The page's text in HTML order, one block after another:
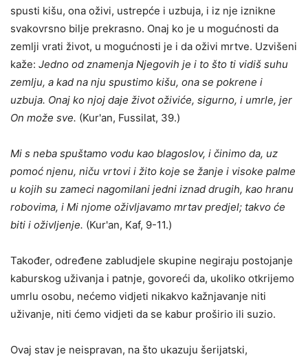
spusti kišu, ona oživi, ustrepće i uzbuja, i iz nje iznikne
svakovrsno bilje prekrasno. Onaj ko je u mogućnosti da
zemlji vrati život, u mogućnosti je i da oživi mrtve. Uzvišeni
kaže: Jedno od znamenja Njegovih je i to što ti vidiš suhu
zemlju, a kad na nju spustimo kišu, ona se pokrene i
uzbuja. Onaj ko njoj daje život oživiće, sigurno, i umrle, jer
On može sve. (Kur'an, Fussilat, 39.)
Mi s neba spuštamo vodu kao blagoslov, i činimo da, uz
pomoć njenu, niču vrtovi i žito koje se žanje i visoke palme
u kojih su zameci nagomilani jedni iznad drugih, kao hranu
robovima, i Mi njome oživljavamo mrtav predjel; takvo će
biti i oživljenje. (Kur'an, Kaf, 9-11.)
Također, određene zabludjele skupine negiraju postojanje
kaburskog uživanja i patnje, govoreći da, ukoliko otkrijemo
umrlu osobu, nećemo vidjeti nikakvo kažnjavanje niti
uživanje, niti ćemo vidjeti da se kabur proširio ili suzio.
Ovaj stav je neispravan, na što ukazuju šerijatski,